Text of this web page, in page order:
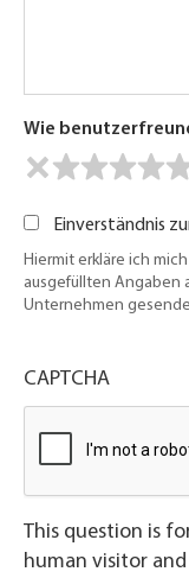
Wie
Einverständnis
Hiermit erkläre ich
ausgefüllten Angaben
Unternehmen
CAPTCHA
This question is
human visitor